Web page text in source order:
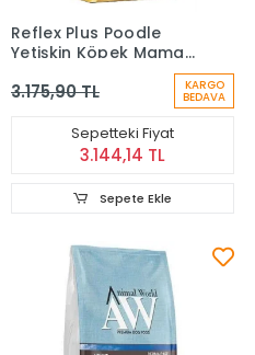
Reflex Plus Poodle
Yetişkin Köpek Maması
3.175,90 TL KARGO
BEDAVA
Sepetteki Fiyat
3.144,14 TL
Sepete Ekle